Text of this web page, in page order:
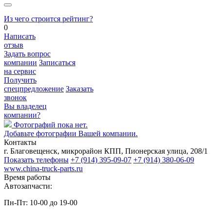
Из чего строится рейтинг?
0
Написать
отзыв
Задать вопрос
компании Записаться
на сервис
Получить
спецпредложение Заказать
звонок
Вы владелец
компании?
Фотографий пока нет.
Добавьте фотографии Вашей компании.
Контакты
г. Благовещенск, микрорайон КПП, Пионерская улица, 208/1
Показать телефоны +7 (914) 395-09-07 +7 (914) 380-06-09
www.china-truck-parts.ru
Время работы
Автозапчасти:
Пн-Пт: 10-00 до 19-00